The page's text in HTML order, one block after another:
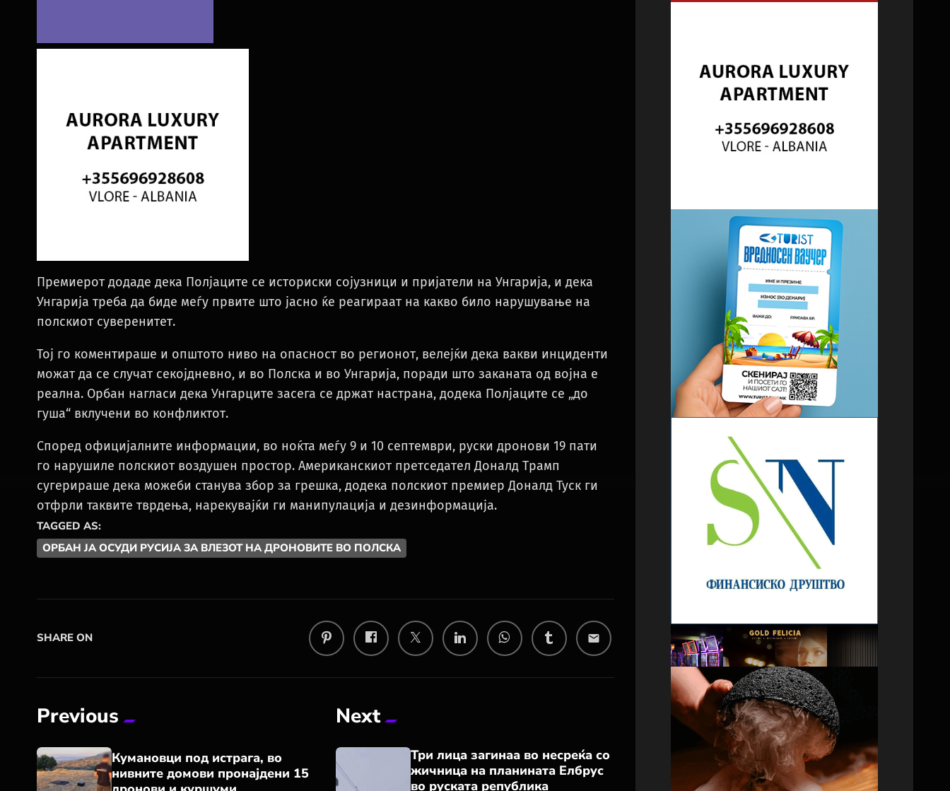
Премиерот додаде дека Полјаците се историски сојузници и пријатели на Унгарија, и дека
Унгарија треба да биде меѓу првите што јасно ќе реагираат на какво било нарушување на
полскиот суверенитет.
Тој го коментираше и општото ниво на опасност во регионот, велејќи дека вакви инциденти
можат да се случат секојдневно, и во Полска и во Унгарија, поради што заканата од војна е
реална. Орбан нагласи дека Унгарците засега се држат настрана, додека Полјаците се „до
гуша“ вклучени во конфликтот.
Според официјалните информации, во ноќта меѓу 9 и 10 септември, руски дронови 19 пати
го нарушиле полскиот воздушен простор. Американскиот претседател Доналд Трамп
сугерираше дека можеби станува збор за грешка, додека полскиот премиер Доналд Туск ги
отфрли таквите тврдења, нарекувајќи ги манипулација и дезинформација.
TAGGED AS:
ОРБАН ЈА ОСУДИ РУСИЈА ЗА ВЛЕЗОТ НА ДРОНОВИТЕ ВО ПОЛСКА
SHARE ON email
Previous
Кумановци под истрага, во
нивните домови пронајдени 15
Next
Три лица загинаа во несреќа со
жичница на планината Елбрус
во руската република